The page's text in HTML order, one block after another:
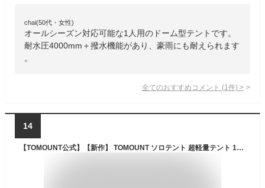
chai(50代・女性)
オールシーズン対応可能な1人用のドーム型テントです。
耐水圧4000mm＋撥水機能があり、豪雨にも耐えられます
。
全てのおすすめコメント (1 件) >
14
【TOMOUNT公式】【新作】 TOMOUNT ソロテント 超軽量テント 1人用 20Dナイロン バックパックテント 二重層 耐水圧3000mm 前室付きダブルウォール 自立式 登山テント 自転車旅行 キャンプ アウトドア【NY TENT 1】